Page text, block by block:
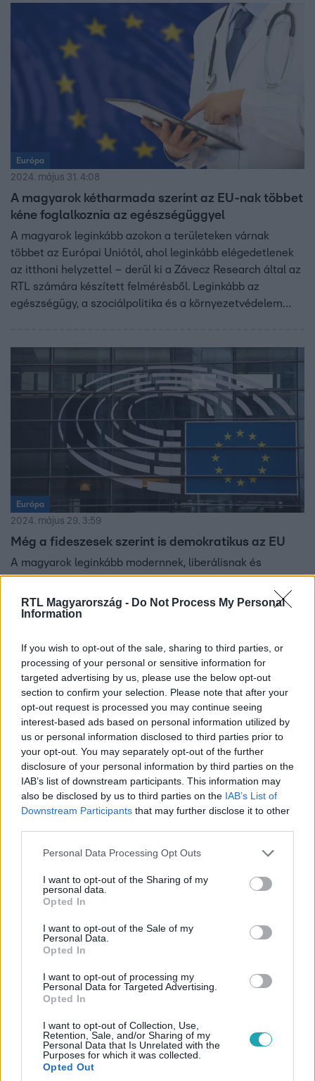
RTL Magyarország - Do Not Process My Personal
Information
If you wish to opt-out of the sale, sharing to third parties, or
processing of your personal or sensitive information for
targeted advertising by us, please use the below opt-out
section to confirm your selection. Please note that after your
opt-out request is processed you may continue seeing
interest-based ads based on personal information utilized by
us or personal information disclosed to third parties prior to
your opt-out. You may separately opt-out of the further
disclosure of your personal information by third parties on the
IAB’s list of downstream participants. This information may
also be disclosed by us to third parties on the IAB’s List of
Downstream Participants that may further disclose it to other
Please note that this website/app uses one or more Google
not limited to your visit or usage behaviour. You may click to
grant or deny consent to Google and its third-party tags to
use your data for below specified purposes in below Google
consent section.
Personal Data Processing Opt Outs
I want to opt-out of the Sharing of my
personal data.
Opted In
I want to opt-out of the Sale of my
Personal Data.
Opted In
I want to opt-out of processing my
Personal Data for Targeted Advertising.
Opted In
I want to opt-out of Collection, Use,
Retention, Sale, and/or Sharing of my
Personal Data that Is Unrelated with the
Purposes for which it was collected.
Opted Out
Európa
2024. május 31. 4:08
A magyarok kétharmada szerint az EU-nak többet
kéne foglalkoznia az egészségüggyel
A magyarok leginkább azokon a területeken várnak
többet az Európai Uniótól, ahol leginkább elégedetlenek
az itthoni helyzettel – derül ki a Závecz Research által az
RTL számára készített felmérésből. Leginkább az
egészségügy, a szociálpolitika és a környezetvédelem
Európa
2024. május 29. 3:59
Még a fideszesek szerint is demokratikus az EU
A magyarok leginkább modernnek, liberálisnak és
demokratikusnak látják az Európai Uniót, a legnagyobb
hibájának pedig a bürokratikus működést tartják – derül
ki a Závecz Research felméréséből, melyet az RTL
magyarok szerint mennyire fontosak az uniónak olyan
értékek, mint a család, a szabadság vagy a béke.
Magyar Péter szavazói a legkevésbé
bevándorlóellenesek
EU-tagság hazánk számára – egészen addig, amíg nem
válunk nettó befizetővé. Elsősorban az uniós pénzügyi
lehetőségét értékeljük. A Závecz Research RTL
megbízásából készített felméréséből az is kiderült, hogy a
unióval, de a belügyeinket is féltjük Brüsszeltől.